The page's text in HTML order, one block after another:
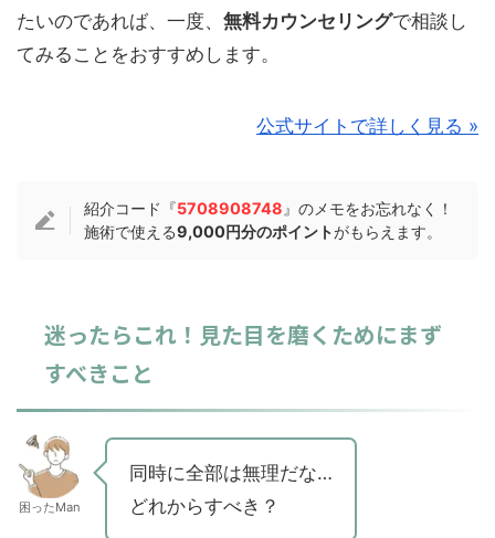
たいのであれば、一度、 無料カウンセリングで相談し
てみることをおすすめします。
公式サイトで詳しく見る »
紹介コード『5708908748 』のメモをお忘れなく！
施術で使える9,000円分のポイントがもらえます。
迷ったらこれ！見た目を磨くためにまず
すべきこと
困ったMan
同時に全部は無理だな…
どれからすべき？